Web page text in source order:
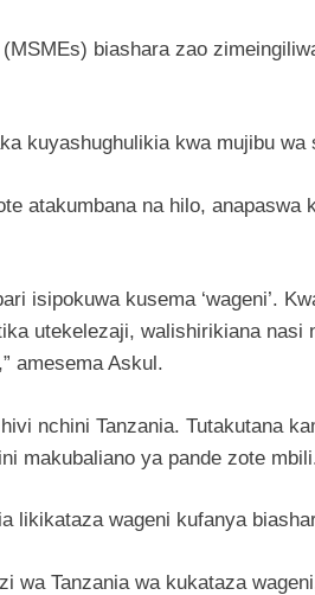
biashara zao
kuyashughulikia kwa mujibu wa
atakumbana na hilo, anapaswa
isipokuwa kusema ‘wageni’.
utekelezaji, walishirikiana nasi
amesema Askul.
nchini Tanzania. Tutakutana
makubaliano ya pande zote
likikataza wageni kufanya
wa Tanzania wa kukataza